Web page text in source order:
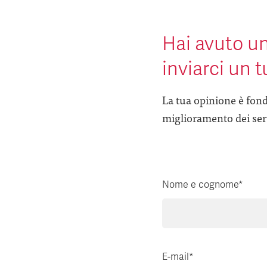
Hai avuto
inviarci un
La tua opinione è
miglioramento dei
Nome e cognome*
E-mail*